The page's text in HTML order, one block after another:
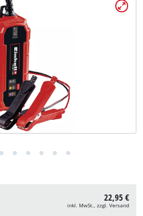
22,95 €
inkl. MwSt., zzgl. Versand